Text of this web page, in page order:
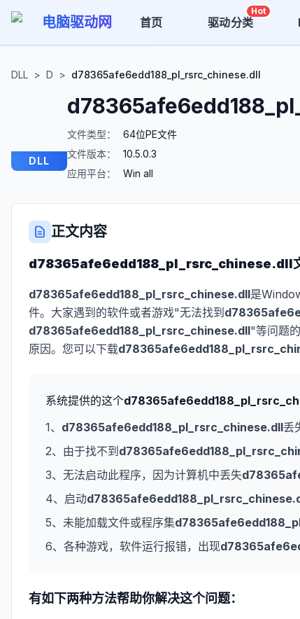
电脑驱动网 首页 驱动分类
Hot
DLL > D > d78365afe6edd188_pl_rsrc_chinese.dll
DLL
文件类型：
64位PE文件
文件版本：
10.5.0.3
应用平台：
Win all
正文内容
d78365afe6edd188_pl_rsrc_chinese.dll
d78365afe6edd188_pl_rsrc_chinese.dll是
件。大家遇到的软件或者游戏"无法找到
d78365afe6edd188_pl_rsrc_chinese.dll"等问题
原因。您可以下载
系统提供的这个
1、 d78365afe6edd188_pl_rsrc_chinese.dll丢
2、由于找不到
3、无法启动此程序，因为计算机中丢失
4、启动
5、未能加载文件或程序集
6、各种游戏，软件运行报错，出现
有如下两种方法帮助你解决这个问题：